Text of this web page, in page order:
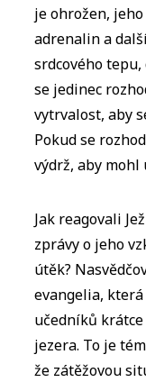
je ohrožen,
adrenalin a
srdcového
se jedinec
vytrvalost, aby
Pokud se
výdrž, aby mohl
Jak reagovali
zprávy o jeho
útěk?
evangelia,
učedníků
jezera. To je
že zátěžovou